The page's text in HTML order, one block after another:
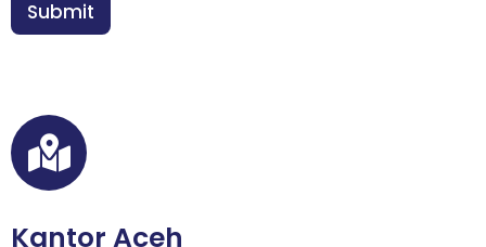
n
*
Submit
Kantor Aceh